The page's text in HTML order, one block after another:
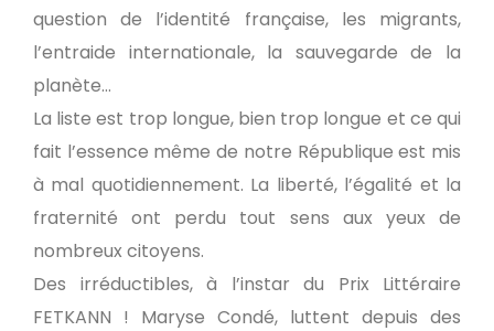
question de l’identité française, les migrants,
l’entraide internationale, la sauvegarde de la
planète…
La liste est trop longue, bien trop longue et ce qui
fait l’essence même de notre République est mis
à mal quotidiennement. La liberté, l’égalité et la
fraternité ont perdu tout sens aux yeux de
nombreux citoyens.
Des irréductibles, à l’instar du Prix Littéraire
FETKANN ! Maryse Condé, luttent depuis des